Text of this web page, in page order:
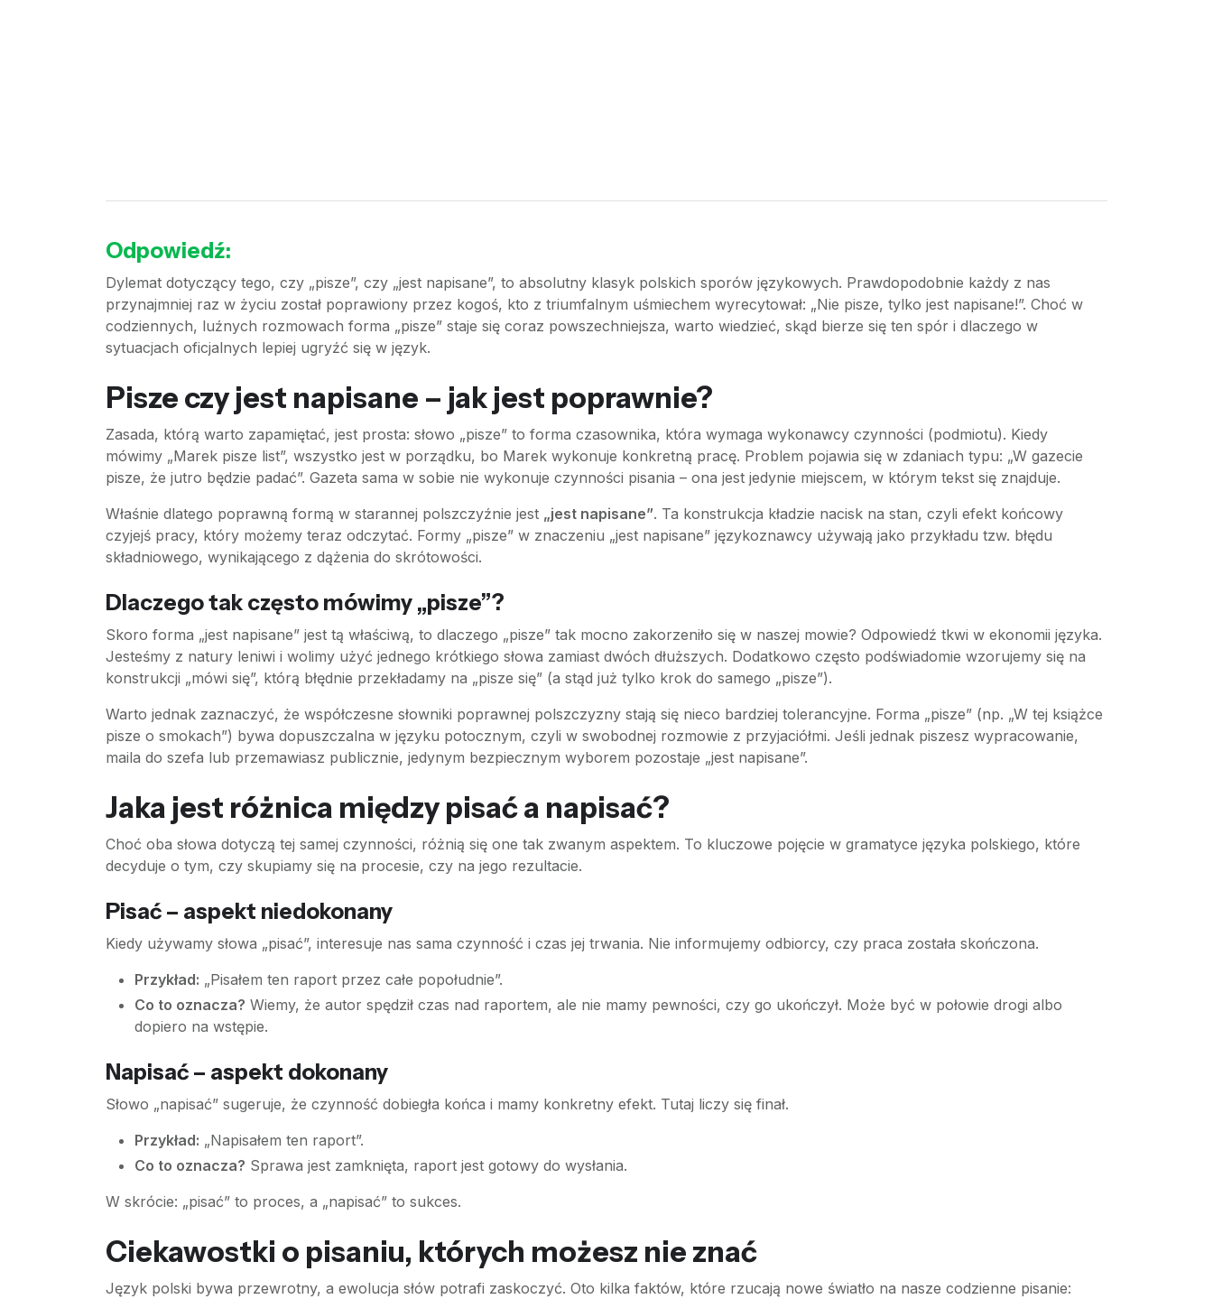
Odpowiedź:
Dylemat dotyczący tego, czy „pisze”, czy „jest napisane”, to absolutny klasyk polskich sporów językowych. Prawdopodobnie każdy z nas
przynajmniej raz w życiu został poprawiony przez kogoś, kto z triumfalnym uśmiechem wyrecytował: „Nie pisze, tylko jest napisane!”. Choć w
codziennych, luźnych rozmowach forma „pisze” staje się coraz powszechniejsza, warto wiedzieć, skąd bierze się ten spór i dlaczego w
sytuacjach oficjalnych lepiej ugryźć się w język.
Pisze czy jest napisane – jak jest poprawnie?
Zasada, którą warto zapamiętać, jest prosta: słowo „pisze” to forma czasownika, która wymaga wykonawcy czynności (podmiotu). Kiedy
mówimy „Marek pisze list”, wszystko jest w porządku, bo Marek wykonuje konkretną pracę. Problem pojawia się w zdaniach typu: „W gazecie
pisze, że jutro będzie padać”. Gazeta sama w sobie nie wykonuje czynności pisania – ona jest jedynie miejscem, w którym tekst się znajduje.
Właśnie dlatego poprawną formą w starannej polszczyźnie jest „jest napisane”. Ta konstrukcja kładzie nacisk na stan, czyli efekt końcowy
czyjejś pracy, który możemy teraz odczytać. Formy „pisze” w znaczeniu „jest napisane” językoznawcy używają jako przykładu tzw. błędu
składniowego, wynikającego z dążenia do skrótowości.
Dlaczego tak często mówimy „pisze”?
Skoro forma „jest napisane” jest tą właściwą, to dlaczego „pisze” tak mocno zakorzeniło się w naszej mowie? Odpowiedź tkwi w ekonomii języka.
Jesteśmy z natury leniwi i wolimy użyć jednego krótkiego słowa zamiast dwóch dłuższych. Dodatkowo często podświadomie wzorujemy się na
konstrukcji „mówi się”, którą błędnie przekładamy na „pisze się” (a stąd już tylko krok do samego „pisze”).
Warto jednak zaznaczyć, że współczesne słowniki poprawnej polszczyzny stają się nieco bardziej tolerancyjne. Forma „pisze” (np. „W tej książce
pisze o smokach”) bywa dopuszczalna w języku potocznym, czyli w swobodnej rozmowie z przyjaciółmi. Jeśli jednak piszesz wypracowanie,
maila do szefa lub przemawiasz publicznie, jedynym bezpiecznym wyborem pozostaje „jest napisane”.
Jaka jest różnica między pisać a napisać?
Choć oba słowa dotyczą tej samej czynności, różnią się one tak zwanym aspektem. To kluczowe pojęcie w gramatyce języka polskiego, które
decyduje o tym, czy skupiamy się na procesie, czy na jego rezultacie.
Pisać – aspekt niedokonany
Kiedy używamy słowa „pisać”, interesuje nas sama czynność i czas jej trwania. Nie informujemy odbiorcy, czy praca została skończona.
Przykład: „Pisałem ten raport przez całe popołudnie”.
Co to oznacza? Wiemy, że autor spędził czas nad raportem, ale nie mamy pewności, czy go ukończył. Może być w połowie drogi albo
dopiero na wstępie.
Napisać – aspekt dokonany
Słowo „napisać” sugeruje, że czynność dobiegła końca i mamy konkretny efekt. Tutaj liczy się finał.
Przykład: „Napisałem ten raport”.
Co to oznacza? Sprawa jest zamknięta, raport jest gotowy do wysłania.
W skrócie: „pisać” to proces, a „napisać” to sukces.
Ciekawostki o pisaniu, których możesz nie znać
Język polski bywa przewrotny, a ewolucja słów potrafi zaskoczyć. Oto kilka faktów, które rzucają nowe światło na nasze codzienne pisanie: